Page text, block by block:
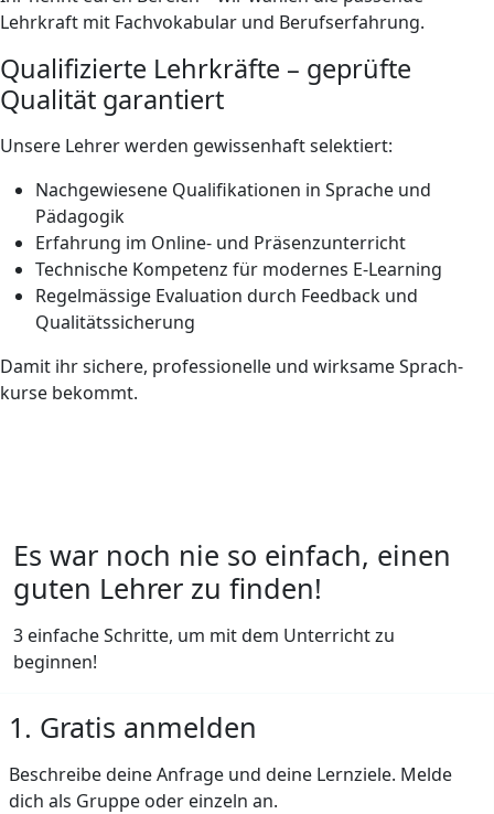
Lehrkraft mit Fach­vokabular und Berufserfahrung.
Qualifizierte Lehrkräfte – geprüfte
Qualität garantiert
Unsere Lehrer werden gewissenhaft selektiert:
Nachgewiesene Qualifikationen in Sprache und
Pädagogik
Erfahrung im Online- und Präsenz­unterricht
Technische Kompetenz für modernes E-Learning
Regelmässige Evaluation durch Feedback und
Qualitätssicherung
Damit ihr sichere, professionelle und wirksame Sprach­
kurse bekommt.
Es war noch nie so einfach, einen
guten Lehrer zu finden!
3 einfache Schritte, um mit dem Unterricht zu
beginnen!
1. Gratis anmelden
Beschreibe deine Anfrage und deine Lernziele. Melde
dich als Gruppe oder einzeln an.